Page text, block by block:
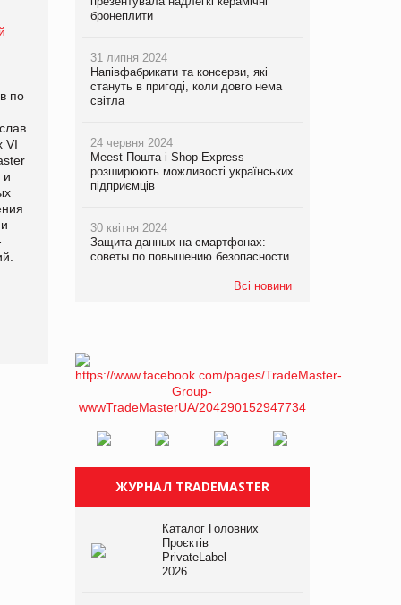
по
и
бронеплити
31 липня 2024
Напівфабрикати та консерви, які
стануть в пригоді, коли довго нема
світла
24 червня 2024
Meest Пошта і Shop-Express
розширюють можливості українських
підприємців
30 квітня 2024
Защита данных на смартфонах:
советы по повышению безопасности
Всі новини
ЖУРНАЛ TRADEMASTER
Каталог Головних
Проєктів
PrivateLabel –
2026